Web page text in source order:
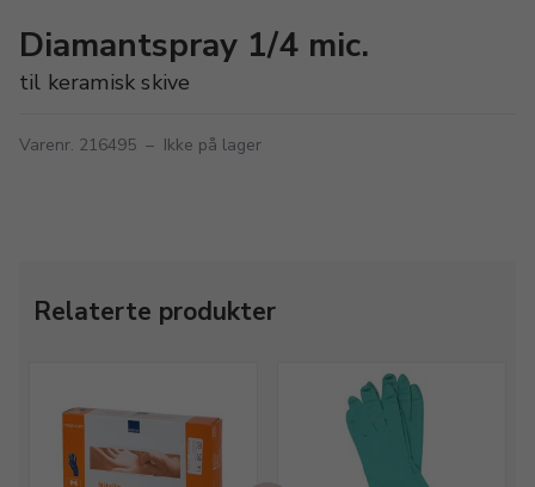
Diamantspray 1/4 mic.
til keramisk skive
Varenr. 216495 – Ikke på lager
Relaterte produkter